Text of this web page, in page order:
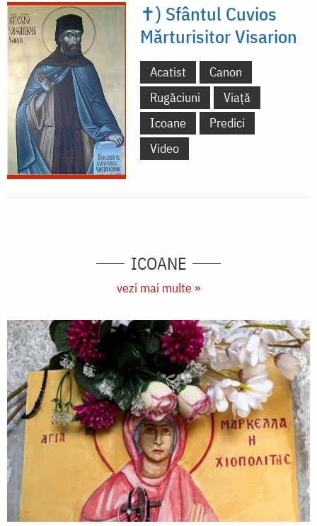
✝) Sfântul Cuvios
Mărturisitor Visarion
Acatist
Canon
Rugăciuni
Viață
Icoane
Predici
Video
ICOANE
vezi mai multe »